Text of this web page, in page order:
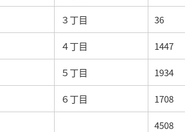
３丁目 36
４丁目 1447
５丁目 1934
６丁目 1708
4508